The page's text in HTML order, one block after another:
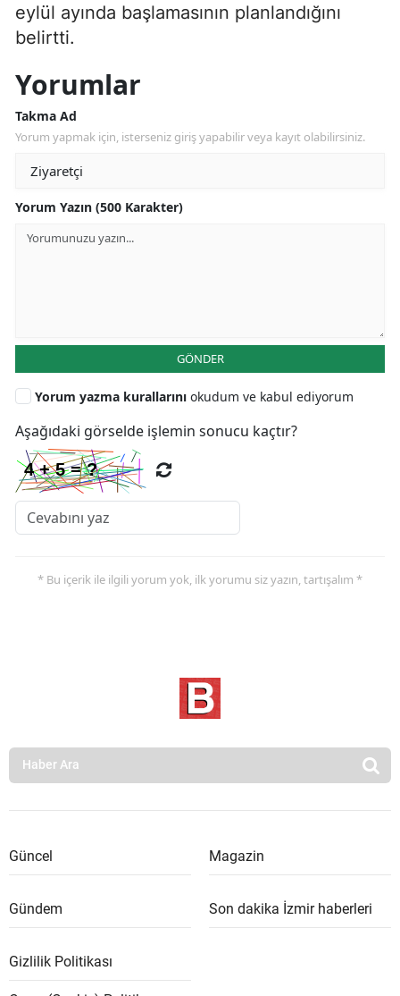
eylül ayında başlamasının planlandığını
belirtti.
Yorumlar
Takma Ad
Yorum yapmak için, isterseniz giriş yapabilir veya kayıt olabilirsiniz.
Yorum Yazın (500 Karakter)
GÖNDER
Yorum yazma kurallarını okudum ve kabul ediyorum
Aşağıdaki görselde işlemin sonucu kaçtır?
* Bu içerik ile ilgili yorum yok, ilk yorumu siz yazın, tartışalım *
Güncel Magazin
Gündem Son dakika İzmir haberleri
Gizlilik Politikası